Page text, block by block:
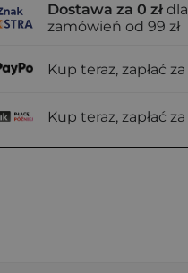
Dostawa za 0 zł dla
zamówień od 99 zł
Kup teraz, zapłać za
Kup teraz, zapłać za